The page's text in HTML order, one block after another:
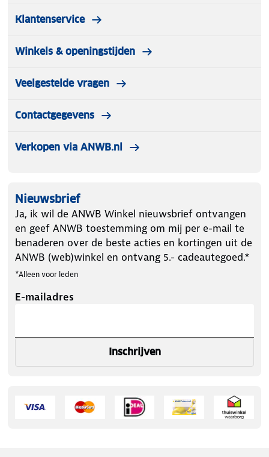
Klantenservice
Winkels & openingstijden
Veelgestelde vragen
Contactgegevens
Verkopen via ANWB.nl
Nieuwsbrief
Ja, ik wil de ANWB Winkel nieuwsbrief ontvangen
en geef ANWB toestemming om mij per e-mail te
benaderen over de beste acties en kortingen uit de
ANWB (web)winkel en ontvang 5.- cadeautegoed.*
*Alleen voor leden
E-mailadres
Inschrijven